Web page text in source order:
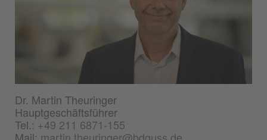
Dr. Martin Theuringer
Hauptgeschäftsführer
Tel.:+49 211 6871-155